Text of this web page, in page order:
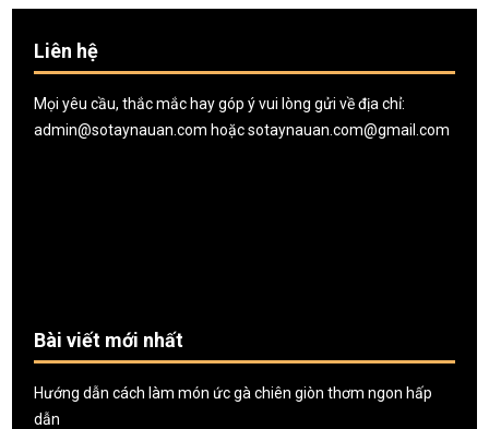
Liên hệ
Mọi yêu cầu, thắc mắc hay góp ý vui lòng gửi về địa chỉ:
admin@sotaynauan.com hoặcsotaynauan.com@gmail.com
Bài viết mới nhất
Hướng dẫn cách làm món ức gà chiên giòn thơm ngon hấp
dẫn